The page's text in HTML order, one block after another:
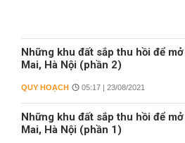
Những khu đất sắp thu hồi để
Mai, Hà Nội (phần 2)
QUY HOẠCH 05:17 | 23/08/2021
Những khu đất sắp thu hồi để
Mai, Hà Nội (phần 1)